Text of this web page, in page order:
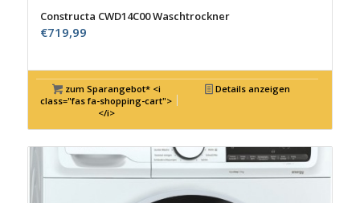
Constructa CWD14C00 Waschtrockner
€719,99
zum Sparangebot* <i
class="fas fa-shopping-cart">
</i>
Details anzeigen